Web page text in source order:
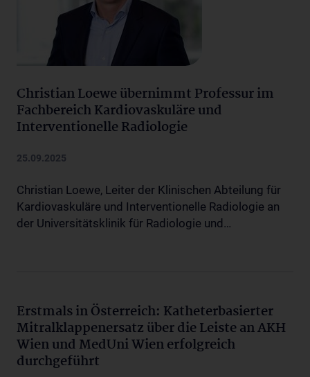
Christian Loewe übernimmt Professur im
Fachbereich Kardiovaskuläre und
Interventionelle Radiologie
25.09.2025
Christian Loewe, Leiter der Klinischen Abteilung für
Kardiovaskuläre und Interventionelle Radiologie an
der Universitätsklinik für Radiologie und…
Erstmals in Österreich: Katheterbasierter
Mitralklappenersatz über die Leiste an AKH
Wien und MedUni Wien erfolgreich
durchgeführt